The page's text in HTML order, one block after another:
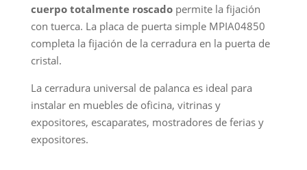
cuerpo totalmente roscadopermite la fijación
con tuerca. La placa de puerta simple MPIA04850
completa la fijación de la cerradura en la puerta de
cristal.
La cerradura universal de palanca es ideal para
instalar en muebles de oficina, vitrinas y
expositores, escaparates, mostradores de ferias y
expositores.